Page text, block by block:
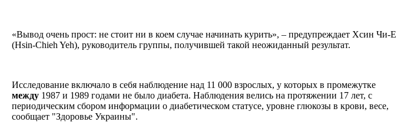
«Вывод очень прост: не стоит ни в коем случае начинать курить», – предупреждает Хсин Чи-Е
(Hsin-Chieh Yeh), руководитель группы, получившей такой неожиданный результат.
Исследование включало в себя наблюдение над 11 000 взрослых, у которых в промежутке
между 1987 и 1989 годами не было диабета. Наблюдения велись на протяжении 17 лет, с
периодическим сбором информации о диабетическом статусе, уровне глюкозы в крови, весе,
сообщает "Здоровье Украины".